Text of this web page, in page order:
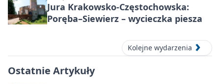
Jura Krakowsko-Częstochowska:
Poręba–Siewierz – wycieczka piesza
Kolejne wydarzenia
Ostatnie Artykuły